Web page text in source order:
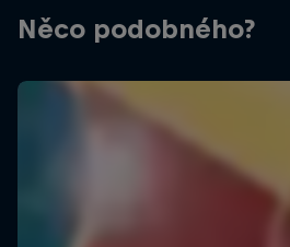
Něco podobného?